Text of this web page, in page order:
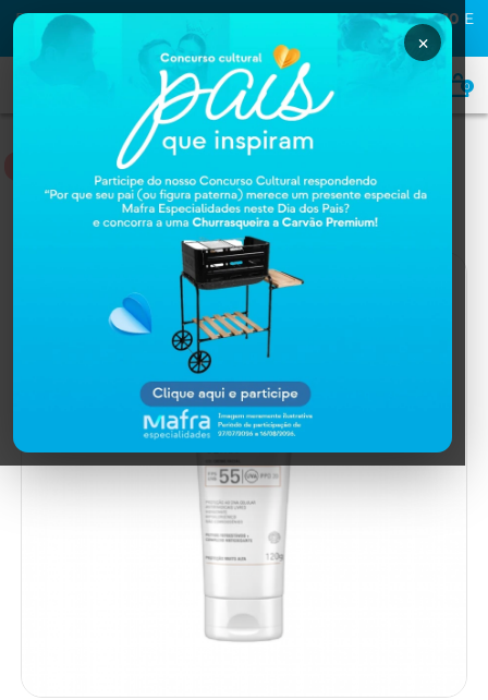
PRIMEIRA COMPRA NA MAFRA? USE O CUPOMMAFRA10 E
GANHE
0
Home
×